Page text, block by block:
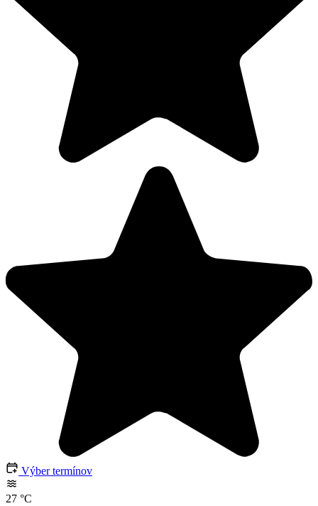
Výber termínov
27 °C